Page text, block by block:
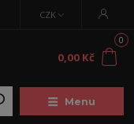
Menu
CZK
0
0,00 Kč